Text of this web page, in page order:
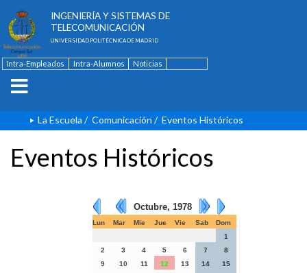
INGENIERÍA Y SISTEMAS DE
TELECOMUNICACIÓN
UNIVERSIDAD POLITÉCNICA DE MADRID
Intra-Empleados Intra-Alumnos
Noticias
La Escuela / Comunicación / Eventos Históricos
Eventos Históricos
Octubre, 1978
Lun Mar Mie Jue Vie Sab
Dom
1
2
3 4 5 6 7
8
9
10 11 12 13 14
15